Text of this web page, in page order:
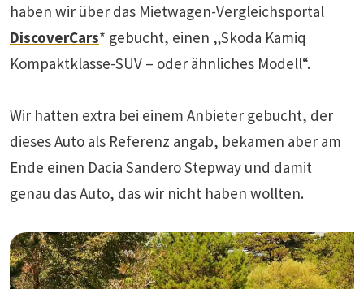
haben wir über das Mietwagen-Vergleichsportal
DiscoverCars* gebucht, einen „Skoda Kamiq
Kompaktklasse-SUV – oder ähnliches Modell“.
Wir hatten extra bei einem Anbieter gebucht, der
dieses Auto als Referenz angab, bekamen aber am
Ende einen Dacia Sandero Stepway und damit
genau das Auto, das wir nicht haben wollten.